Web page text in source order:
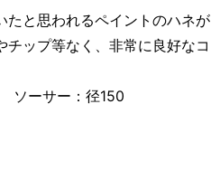
思われるペイントのハネが
ップ等なく、非常に良好なコ
ーサー：径150